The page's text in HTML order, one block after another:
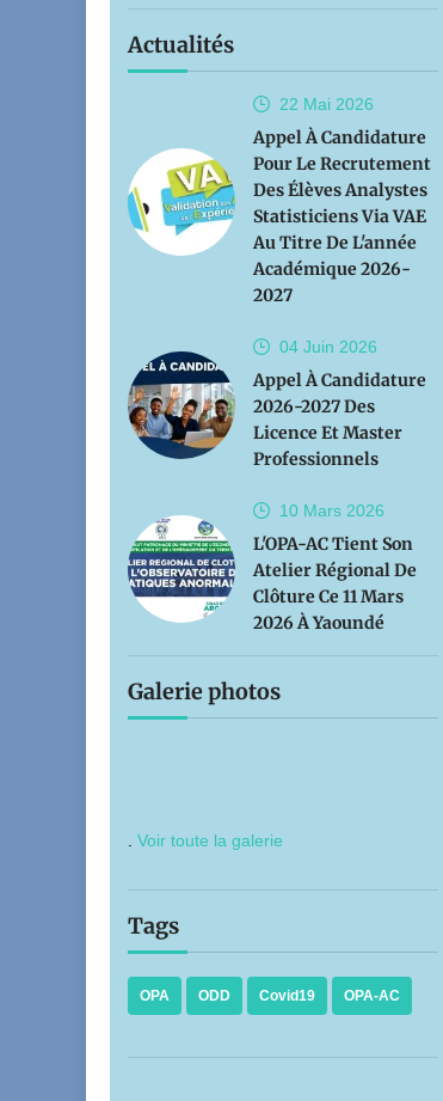
Actualités
22 Mai 2026
Appel À Candidature
Pour Le Recrutement
Des Élèves Analystes
Statisticiens Via VAE
Au Titre De L'année
Académique 2026-
2027
04 Juin 2026
Appel À Candidature
2026-2027 Des
Licence Et Master
Professionnels
10 Mars 2026
L'OPA-AC Tient Son
Atelier Régional De
Clôture Ce 11 Mars
2026 À Yaoundé
Galerie photos
Voir toute la galerie
Tags
OPA ODD Covid19 OPA-AC